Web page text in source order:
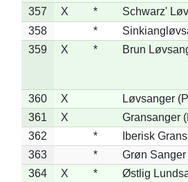
357
X *
Schwarz'
358
*
359
X * Brun
360 X
Løvsanger
361
X
Gransanger
362
*
Iberisk
363
*
Grøn
364
X *
Østlig